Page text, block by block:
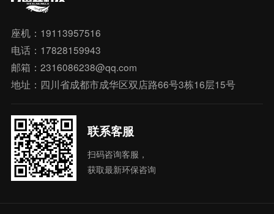
座机：19113957516
电话：17828159943
邮箱：2316086238@qq.com
地址：四川省成都市成华区双店路66号3栋16层15号
联系客服
扫码咨询客服，
获取最新环保咨询